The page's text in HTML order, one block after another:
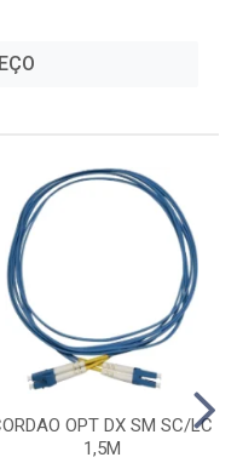
OPT DX SM SC/LC
1,5M